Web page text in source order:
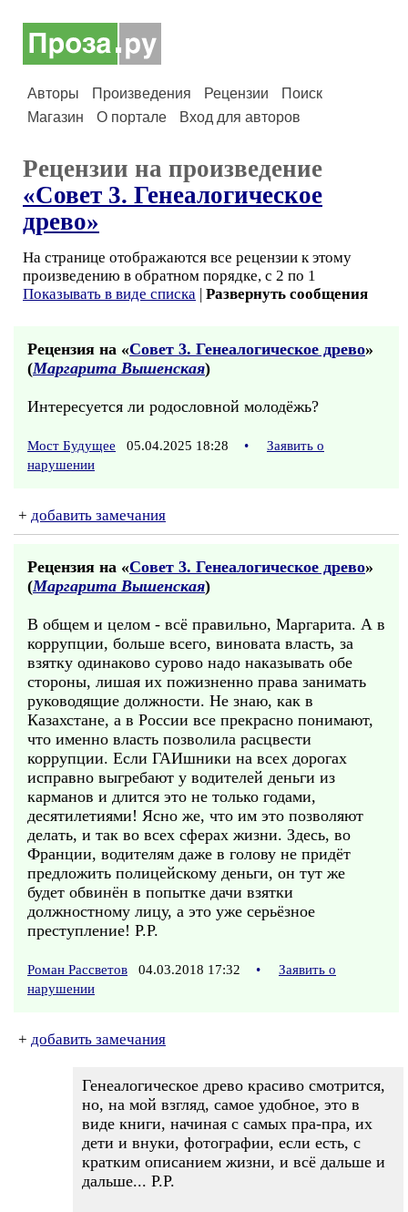
Авторы Произведения Рецензии
Поиск
Магазин
О портале Вход для авторов
Рецензии на произведение
«Совет 3. Генеалогическое
древо»
На странице отображаются все рецензии к этому
произведению в обратном порядке, с 2 по 1
Показывать в виде списка | Развернуть сообщения
Рецензия на «Совет 3. Генеалогическое древо»
(Маргарита Вышенская)
Интересуется ли родословной молодёжь?
Мост Будущее 05.04.2025 18:28 •
Заявить о
нарушении
+ добавить замечания
Рецензия на «Совет 3. Генеалогическое древо»
(Маргарита Вышенская)
В общем и целом - всё правильно, Маргарита. А в
коррупции, больше всего, виновата власть, за
взятку одинаково сурово надо наказывать обе
стороны, лишая их пожизненно права занимать
руководящие должности. Не знаю, как в
Казахстане, а в России все прекрасно понимают,
что именно власть позволила расцвести
коррупции. Если ГАИшники на всех дорогах
исправно выгребают у водителей деньги из
карманов и длится это не только годами,
десятилетиями! Ясно же, что им это позволяют
делать, и так во всех сферах жизни. Здесь, во
Франции, водителям даже в голову не придёт
предложить полицейскому деньги, он тут же
будет обвинён в попытке дачи взятки
должностному лицу, а это уже серьёзное
преступление! Р.Р.
Роман Рассветов 04.03.2018 17:32 •
Заявить о
нарушении
+ добавить замечания
Генеалогическое древо красиво смотрится,
но, на мой взгляд, самое удобное, это в
виде книги, начиная с самых пра-пра, их
дети и внуки, фотографии, если есть, с
кратким описанием жизни, и всё дальше и
дальше... Р.Р.